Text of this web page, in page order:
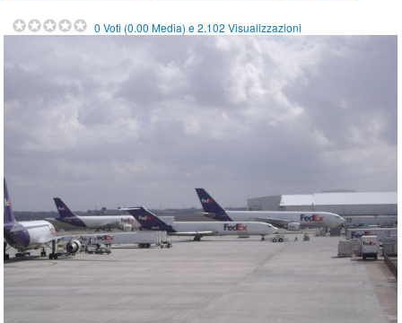
0 Voti (0.00 Media) e2.102 Visualizzazioni